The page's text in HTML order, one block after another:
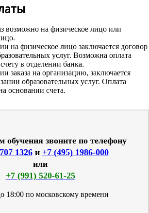
возможно на физическое лицо или
на физическое лицо заключается договор
услуг. Возможна оплата
в отделении банка.
заказа на организацию, заключается
образовательных услуг. Оплата
основании счета.
обучения звоните по телефону
1326и +7 (495) 1986-000
или
+7 (991) 520-61-25
18:00 по московскому времени